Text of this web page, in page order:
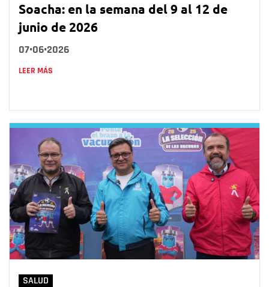
Soacha: en la semana del 9 al 12 de
junio de 2026
07•06•2026
LEER MÁS
SALUD